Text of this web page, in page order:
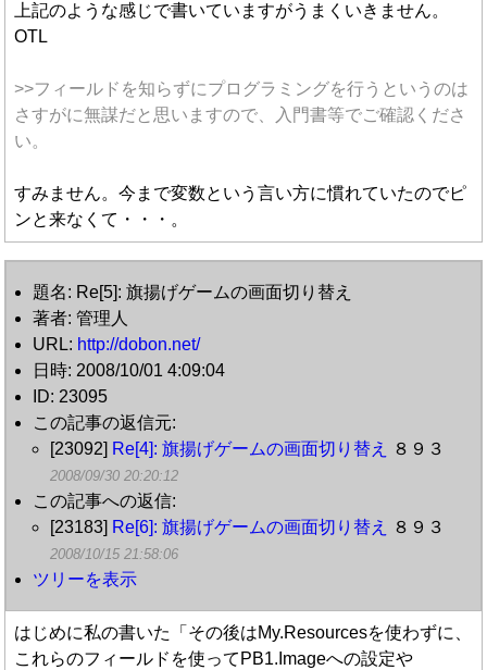
上記のような感じで書いていますがうまくいきません。
OTL
>>フィールドを知らずにプログラミングを行うというのは
さすがに無謀だと思いますので、入門書等でご確認くださ
い。
すみません。今まで変数という言い方に慣れていたのでピ
ンと来なくて・・・。
題名: Re[5]: 旗揚げゲームの画面切り替え
著者: 管理人
URL: http://dobon.net/
日時: 2008/10/01 4:09:04
ID: 23095
この記事の返信元:
[23092] Re[4]: 旗揚げゲームの画面切り替え ８９３
2008/09/30 20:20:12
この記事への返信:
[23183] Re[6]: 旗揚げゲームの画面切り替え ８９３
2008/10/15 21:58:06
ツリーを表示
はじめに私の書いた「その後はMy.Resourcesを使わずに、
これらのフィールドを使ってPB1.Imageへの設定や